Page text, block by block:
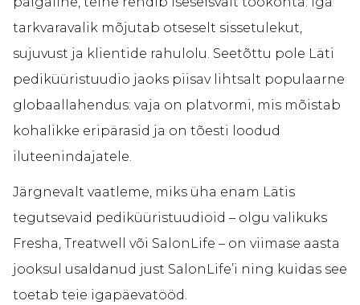
tarkvaravalik mõjutab otseselt sissetulekut,
sujuvust ja klientide rahulolu. Seetõttu pole Läti
pediküüristuudio jaoks piisav lihtsalt populaarne
globaallahendus: vaja on platvormi, mis mõistab
kohalikke eripärasid ja on tõesti loodud
iluteenindajatele.
Järgnevalt vaatleme, miks üha enam Lätis
tegutsevaid pediküüristuudioid – olgu valikuks
Fresha, Treatwell või SalonLife – on viimase aasta
jooksul usaldanud just SalonLife’i ning kuidas see
toetab teie igapäevatööd.